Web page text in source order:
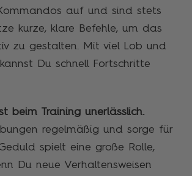
auf und sind stets
kurze, klare Befehle, um das
zu gestalten. Mit viel Lob und
Du schnell Fortschritte
beim Training unerlässlich.
regelmäßig und sorge für
spielt eine große Rolle,
Du neue Verhaltensweisen